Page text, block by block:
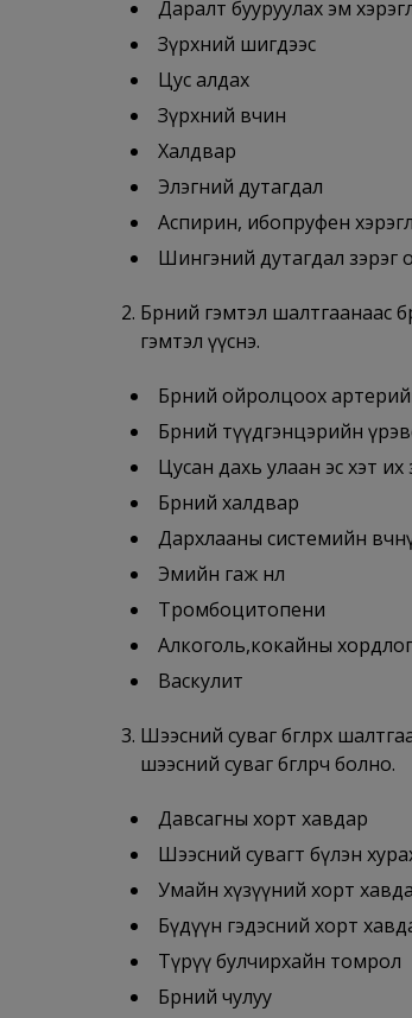
Даралт бууруулах эм
Зүрхний шигдээс
Цус алдах
Зүрхний өвчин
Халдвар
Элэгний дутагдал
Аспирин, ибопруфен
Шингэний дутагдал зэрэг
Бөөрний гэмтэл шалтгаанаас
гэмтэл үүснэ.
Бөөрний ойролцоох
Бөөрний түүдгэнцэрийн
Цусан дахь улаан эс хэт их
Бөөрний халдвар
Дархлааны системийн
Эмийн гаж нөлөө
Тромбоцитопени
Алкоголь,кокайны
Васкулит
Шээсний суваг бөглөрөх
шээсний суваг бөглөрч болно.
Давсагны хорт хавдар
Шээсний сувагт бүлэн
Умайн хүзүүний хорт
Бүдүүн гэдэсний хорт
Түрүү булчирхайн томрол
Бөөрний чулуу